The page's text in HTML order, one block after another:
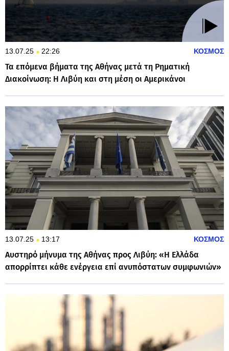
13.07.25 22:26 ΚΟΣΜΟΣ
Τα επόμενα βήματα της Αθήνας μετά τη Ρηματική
Διακοίνωση: Η Λιβύη και στη μέση οι Αμερικάνοι
13.07.25 13:17 ΚΟΣΜΟΣ
Αυστηρό μήνυμα της Αθήνας προς Λιβύη: «Η Ελλάδα
απορρίπτει κάθε ενέργεια επί ανυπόστατων συμφωνιών»